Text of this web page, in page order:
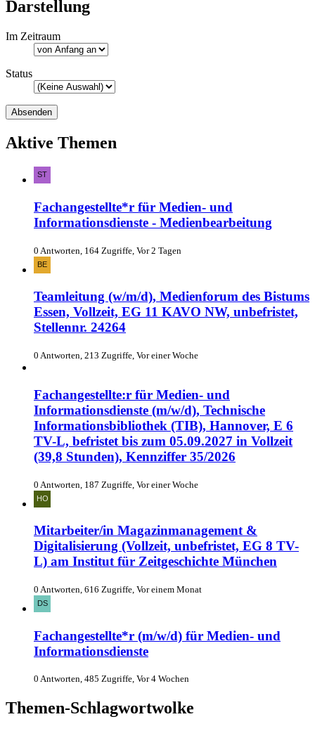
Darstellung
Im Zeitraum
Status
Aktive Themen
Fachangestellte*r für Medien- und
Informationsdienste - Medienbearbeitung
0 Antworten, 164 Zugriffe, Vor 2 Tagen
Teamleitung (w/m/d), Medienforum des Bistums
Essen, Vollzeit, EG 11 KAVO NW, unbefristet,
Stellennr. 24264
0 Antworten, 213 Zugriffe, Vor einer Woche
Fachangestellte:r für Medien- und
Informationsdienste (m/w/d), Technische
Informationsbibliothek (TIB), Hannover, E 6
TV-L, befristet bis zum 05.09.2027 in Vollzeit
(39,8 Stunden), Kennziffer 35/2026
0 Antworten, 187 Zugriffe, Vor einer Woche
Mitarbeiter/in Magazinmanagement &
Digitalisierung (Vollzeit, unbefristet, EG 8 TV-
L) am Institut für Zeitgeschichte München
0 Antworten, 616 Zugriffe, Vor einem Monat
Fachangestellte*r (m/w/d) für Medien- und
Informationsdienste
0 Antworten, 485 Zugriffe, Vor 4 Wochen
Themen-Schlagwortwolke